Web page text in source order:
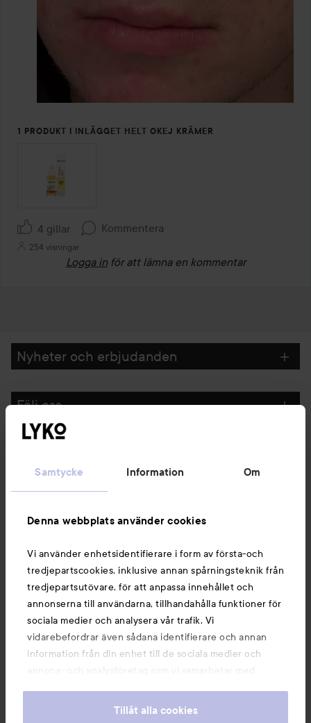
Samtycke Information Om
Denna webbplats använder cookies
Vi använder enhetsidentifierare i form av första-och
tredjepartscookies, inklusive annan spårningsteknik från
tredjepartsutövare, för att anpassa innehållet och
annonserna till användarna, tillhandahålla funktioner för
sociala medier och analysera vår trafik. Vi
vidarebefordrar även sådana identifierare och annan
information från din enhet till de sociala medier och
annons- och analysföretag som vi samarbetar med.
information som du har tillhandahållit eller som de har
Tillåt alla cookies
1 PRODUKT I INLÄGGET HELT OKEJ KRÄMER
4 gillar Kommentera
254 visningar
Logga in för att lämna en kommentar
Nyheter och erbjudanden
Följ oss
Du kanske också gillar